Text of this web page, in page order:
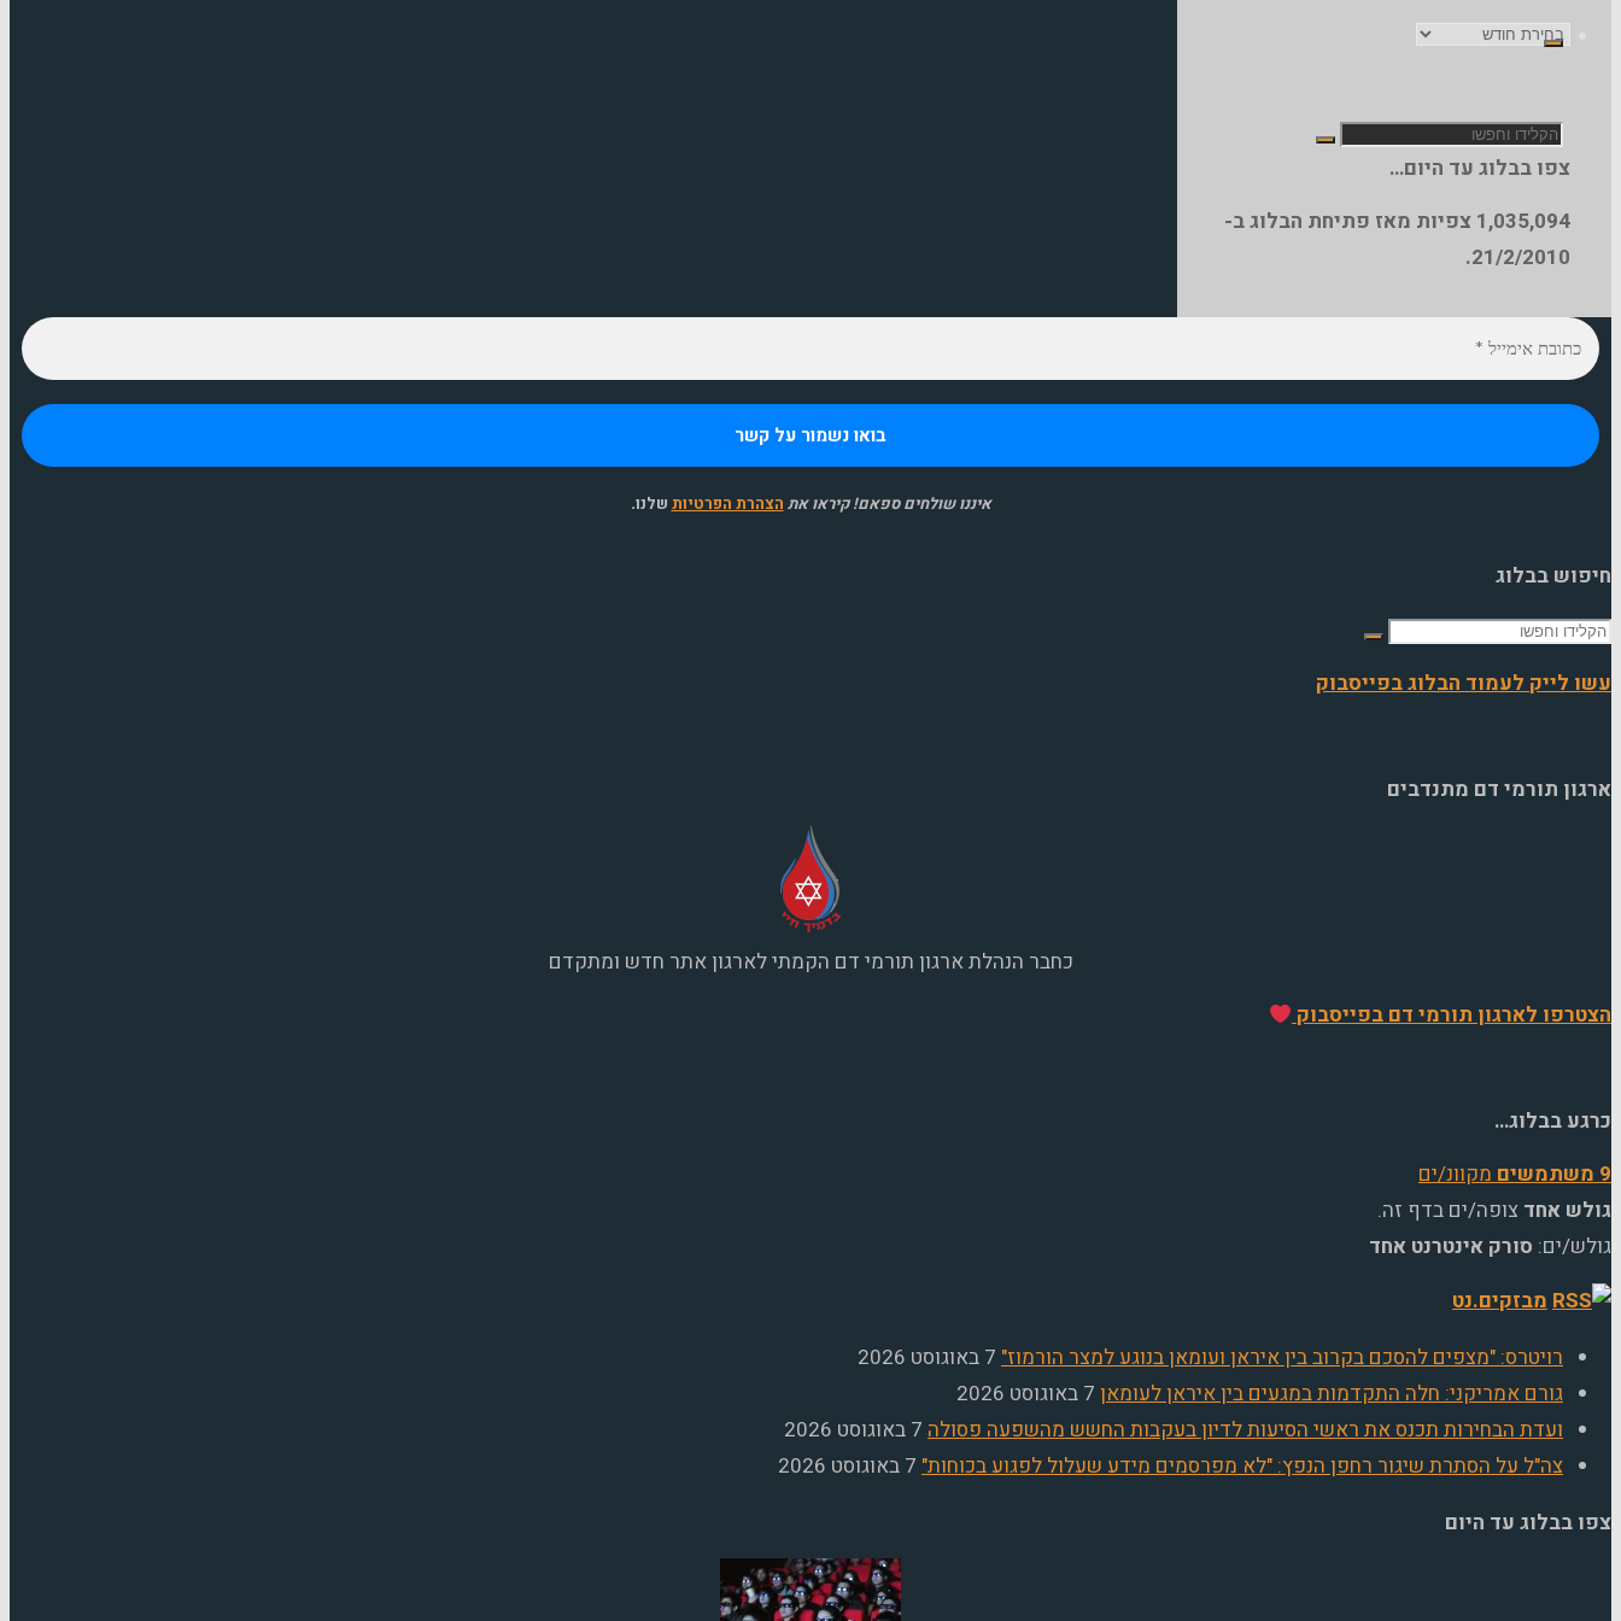
חפש
את:
ארכיון
צפו בבלוג עד היום…
1,035,094 צפיות מאז פתיחת הבלוג ב-
21/2/2010.
איננו שולחים ספאם! קיראו את הצהרת הפרטיות שלנו.
חיפוש בבלוג
חפש
עשו לייק לעמוד הבלוג בפייסבוק
ארגון תורמי דם מתנדבים
כחבר הנהלת ארגון תורמי דם הקמתי לארגון אתר חדש ומתקדם
הצטרפו לארגון תורמי דם בפייסבוק
כרגע בבלוג…
9 משתמשים
מקוונ/ים
גולש אחד צופה/ים בדף זה.
גולש/ים: סורק אינטרנט אחד
מבזקים.נט
רויטרס: "מצפים להסכם בקרוב בין איראן ועומאן בנוגע למצר הורמוז" 7 באוגוסט 2026
גורם אמריקני: חלה התקדמות במגעים בין איראן לעומאן 7 באוגוסט 2026
ועדת הבחירות תכנס את ראשי הסיעות לדיון בעקבות החשש מהשפעה פסולה 7 באוגוסט 2026
צה"ל על הסתרת שיגור רחפן הנפץ: "לא מפרסמים מידע שעלול לפגוע בכוחות" 7 באוגוסט 2026
צפו בבלוג עד היום